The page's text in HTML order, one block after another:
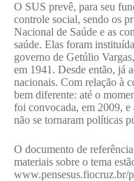
O SUS prevê, para seu
controle social, sendo os
Nacional de Saúde e as
saúde. Elas foram
governo de Getúlio
em 1941. Desde então, já
nacionais. Com relação à
bem diferente: até o
foi convocada, em 2009, e
não se tornaram políticas
O documento de
materiais sobre o tema
www.pensesus.fiocruz.br/